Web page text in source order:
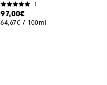
1
97,00€
64,67€ / 100ml